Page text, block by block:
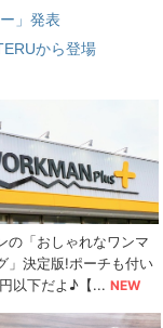
」発表
から登場